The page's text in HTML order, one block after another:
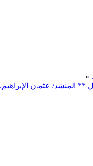
»
المنشد/ عثمان الإبراهيم.